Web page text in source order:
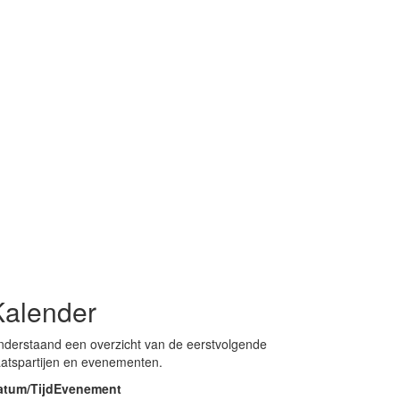
een overzicht van de eerstvolgende
en evenementen.
TijdEvenement